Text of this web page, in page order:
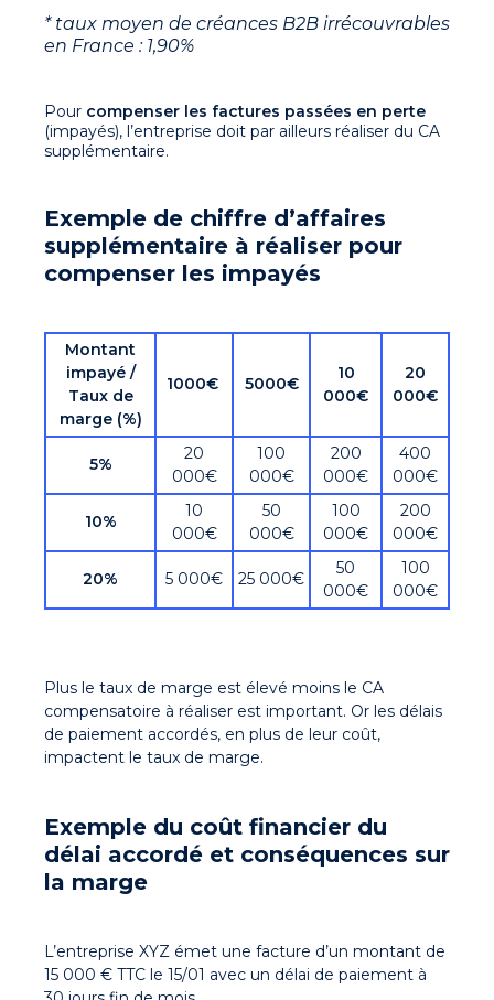
* taux moyen de créances B2B irrécouvrables
en France : 1,90%
Pour compenser les factures passées en perte
(impayés), l’entreprise doit par ailleurs réaliser du CA
supplémentaire.
Exemple de chiffre d’affaires
supplémentaire à réaliser pour
compenser les impayés
Montant
impayé /
Taux de
marge (%)
1000€ 5000€
10
000€
20
000€
5%
20
000€
100
000€
200
000€
400
000€
10%
10
000€
50
000€
100
000€
200
000€
20% 5 000€ 25 000€
50
000€
100
000€
Plus le taux de marge est élevé moins le CA
compensatoire à réaliser est important. Or les délais
de paiement accordés, en plus de leur coût,
impactent le taux de marge.
Exemple du coût financier du
délai accordé et conséquences sur
la marge
L’entreprise XYZ émet une facture d’un montant de
15 000 € TTC le 15/01 avec un délai de paiement à